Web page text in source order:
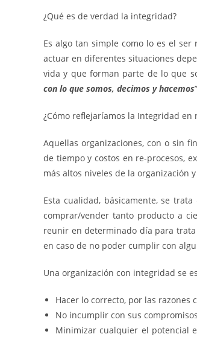
¿Qué es de verdad la integridad?
Es algo tan simple como lo es el
actuar en diferentes situaciones
vida y que forman parte de lo que
con lo que somos, decimos y hacemos”
¿Cómo reflejaríamos la Integridad en
Aquellas organizaciones, con o sin
de tiempo y costos en re-procesos,
más altos niveles de la organización
Esta cualidad, básicamente, se
comprar/vender tanto producto a
reunir en determinado día para
en caso de no poder cumplir con
Una organización con integridad se
Hacer lo correcto, por las razones
No incumplir con sus
Minimizar cualquier el potencial